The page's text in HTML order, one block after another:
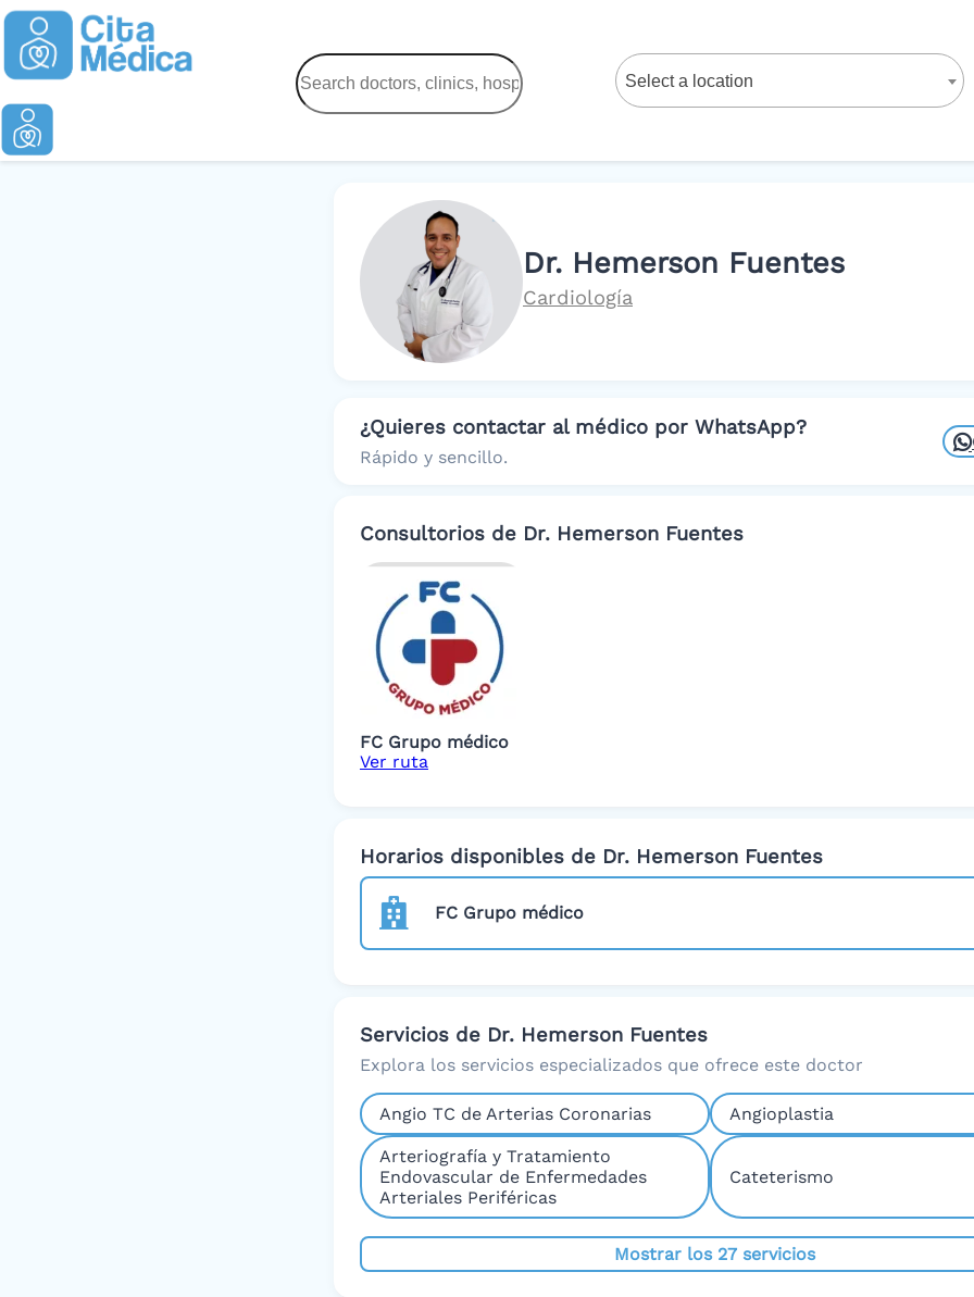
Select a location
Dr. Hemerson Fuentes
Cardiología
¿Quieres contactar al médico por WhatsApp?
Rápido y sencillo.
Consultorios de Dr. Hemerson Fuentes
FC Grupo médico
Ver ruta
Horarios disponibles de Dr. Hemerson Fuentes
FC Grupo médico
Servicios de Dr. Hemerson Fuentes
Explora los servicios especializados que ofrece este doctor
Angio TC de Arterias Coronarias Angioplastia
Arteriografía y Tratamiento
Endovascular de Enfermedades
Arteriales Periféricas
Cateterismo
Mostrar los 27 servicios